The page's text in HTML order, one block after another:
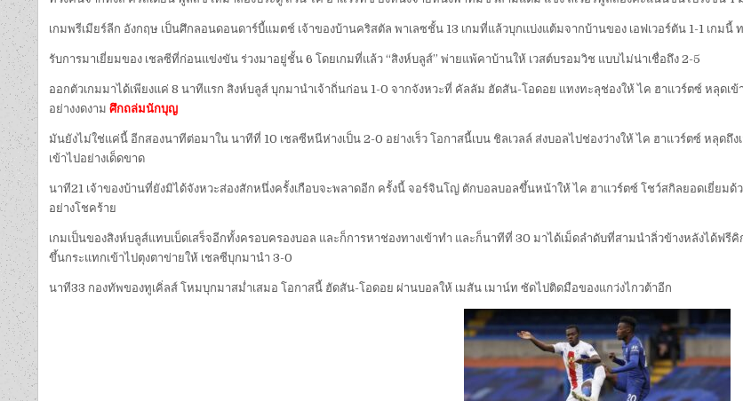
เกมพรีเมียร์ลีก อังกฤษ เป็นศึกลอนดอนดาร์บี้แมตช์ เจ้าของบ้านคริสตัล พาเลซชั้น 13 เกมที่แล้วบุกแบ่งแต้มจากบ้านของ เอฟเวอร์ตัน 1-1 เกมนี้
รับการมาเยี่ยมของ เชลซีที่ก่อนแข่งขัน ร่วงมาอยู่ชั้น 6 โดยเกมที่แล้ว “สิงห์บลูส์” พ่ายแพ้คาบ้านให้ เวสต์บรอมวิช แบบไม่น่าเชื่อถึง 2-5
ออกตัวเกมมาได้เพียงแค่ 8 นาทีแรก สิงห์บลูส์ บุกมานำเจ้าถิ่นก่อน 1-0 จากจังหวะที่ คัลลัม ฮัดสัน-โอดอย แทงทะลุช่องให้ ไค ฮาแวร์ตซ์ หลุดเ
อย่างงดงาม ศึกถล่มนักบุญ
มันยังไม่ใช่แค่นี้ อีกสองนาทีต่อมาใน นาทีที่ 10 เชลซีหนีห่างเป็น 2-0 อย่างเร็ว โอกาสนี้เบน ชิลเวลล์ ส่งบอลไปช่องว่างให้ ไค ฮาแวร์ตซ์ หลุด
เข้าไปอย่างเด็ดขาด
นาที21 เจ้าของบ้านที่ยังมิได้จังหวะส่องสักหนึ่งครั้งเกือบจะพลาดอีก ครั้งนี้ จอร์จินโญ่ ตักบอลบอลขึ้นหน้าให้ ไค ฮาแวร์ตซ์ โชว์สกิลยอดเยี่ยมด้
อย่างโชคร้าย
เกมเป็นของสิงห์บลูส์แทบเบ็ดเสร็จอีกทั้งครอบครองบอล และก็การหาช่องทางเข้าทำ และก็นาทีที่ 30 มาได้เม็ดลำดับที่สามนำลิ่วข้างหลังได้ฟรี
ขึ้นกระแทกเข้าไปตุงตาข่ายให้ เชลซีบุกมานำ 3-0
นาที33 กองทัพของทูเคิ่ลส์ โหมบุกมาสม่ำเสมอ โอกาสนี้ ฮัดสัน-โอดอย ผ่านบอลให้ เมสัน เมาน์ท ซัดไปติดมือของแกว่งไกวต้าอีก